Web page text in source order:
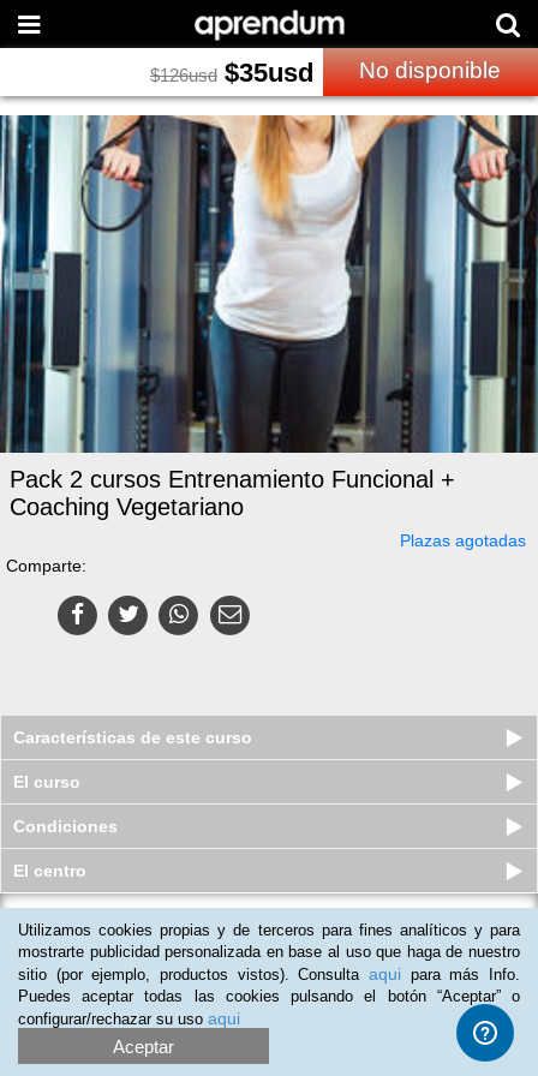
$126usd $35usd No disponible
Pack 2 cursos Entrenamiento Funcional +
Coaching Vegetariano
Plazas agotadas
Comparte:
Características de este curso
El curso
Condiciones
El centro
Curso online de Experto en Pilates y
Wellbeing
Plazas agotadas
690usd $35usd
Utilizamos cookies propias y de terceros para fines analíticos y para
mostrarte publicidad personalizada en base al uso que haga de nuestro
sitio (por ejemplo, productos vistos). Consulta aqui para más Info.
Puedes aceptar todas las cookies pulsando el botón “Aceptar” o
configurar/rechazar su uso aqui
Aceptar